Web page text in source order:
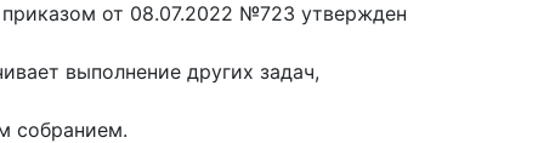
от 08.07.2022 №723 утвержден
выполнение других задач,
собранием.